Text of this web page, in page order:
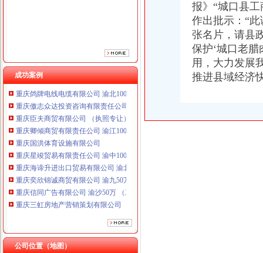
成功案例
重庆鸽牌电线电缆有限公司 渝北10010万 (进出口权)
重庆傲志众达投资咨询有限责任公司 渝九1000万 （增资）
重庆臣夫商贸有限公司 （执照专让）
重庆卿倾商贸有限责任公司 渝江100万 （工商注册）
重庆国洪体育设施有限公司
重庆星竣贸易有限责任公司 渝中100万 （进出口权）
重庆海谛升进出口贸易有限公司 渝北100万 （进出口权）
重庆奕欣锦诚商贸有限公司 渝九50万 （工商注册）
重庆信同广告有限公司 渝沙50万 （工商注册）
重庆三虹房地产营销策划有限公司
重庆宝鹰汽车销售有限公司
重庆鸽牌电线电缆有限公司 渝北10010万 (进出口权)
重庆傲志众达投资咨询有限责任公司 渝九1000万 （增资）
重庆臣夫商贸有限公司 （执照专让）
公司位置（地图）
报》“城口县
作出批示：“
张名片，请县
保护‘城口老
用，大力发展
推进县域经济